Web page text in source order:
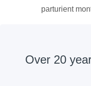
parturient
Over 20